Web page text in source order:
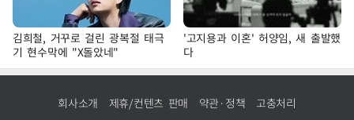
김희철, 거꾸로 걸린 광복절 태극
기 현수막에 "X돌았네"
'고지용과 이혼' 허양임, 새 출발했
다
회사소개 제휴/컨텐츠 판매 약관·정책 고충처리